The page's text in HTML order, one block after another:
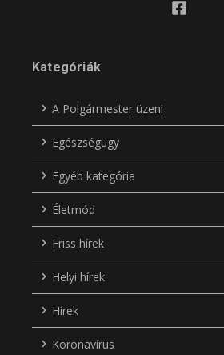
Kategóriák
A Polgármester üzeni
Egészségügy
Egyéb kategória
Életmód
Friss hírek
Helyi hírek
Hírek
Koronavírus